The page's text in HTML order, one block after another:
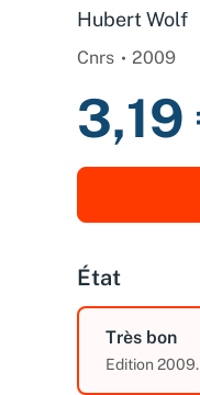
Hubert Wolf
Cnrs 2009
3,19
État
Très bon
Edition 2009.